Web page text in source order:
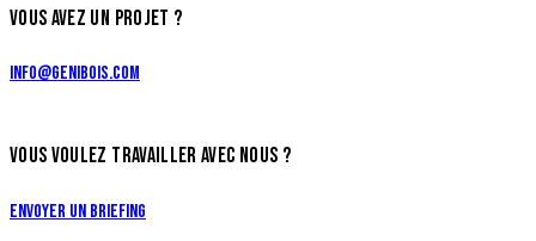
VOUS AVEZ UN PROJET ?
info@genibois.com
VOUS VOULEZ TRAVAILLER AVEC NOUS ?
Envoyer un briefing